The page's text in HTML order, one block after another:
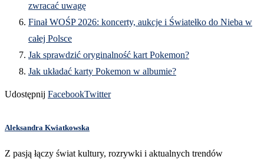
zwracać uwagę
Finał WOŚP 2026: koncerty, aukcje i Światełko do Nieba w
całej Polsce
Jak sprawdzić oryginalność kart Pokemon?
Jak układać karty Pokemon w albumie?
Udostępnij FacebookTwitter
Aleksandra Kwiatkowska
Z pasją łączy świat kultury, rozrywki i aktualnych trendów